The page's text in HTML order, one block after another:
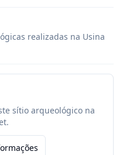
realizadas na Usina
sítio arqueológico na